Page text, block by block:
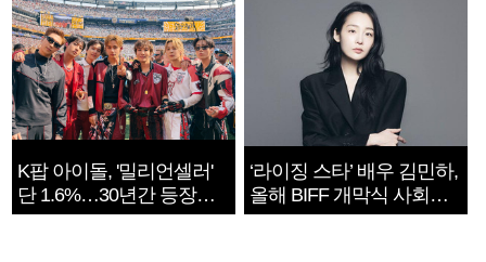
K팝 아이돌, '밀리언셀러'
단 1.6%…30년간 등장
1182개팀 전수조사
‘라이징 스타’ 배우 김민하,
올해 BIFF 개막식 사회자
확정